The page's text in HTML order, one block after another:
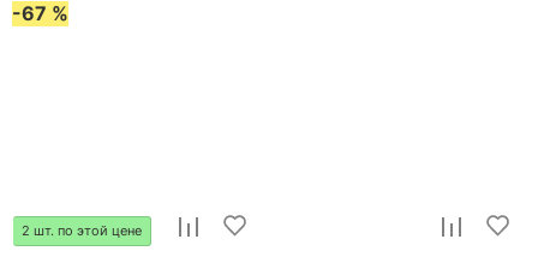
-67 %
2 шт. по этой цене